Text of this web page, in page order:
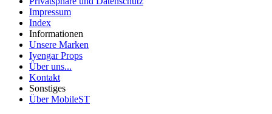
Impressum
Index
Informationen
Unsere Marken
Iyengar Props
Über uns...
Kontakt
Sonstiges
Über MobileST